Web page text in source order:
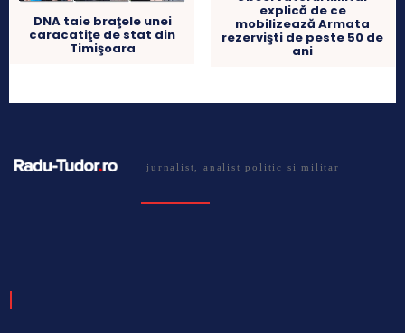
DNA taie braţele unei
caracatiţe de stat din
Timişoara
explică de ce
mobilizează Armata
rezervişti de peste 50 de
ani
jurnalist, analist politic si militar